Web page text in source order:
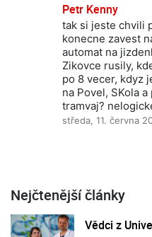
Petr Kenny
tak si jeste chvili
konecne zavest
automat na
Zikovce rusily,
po 8 vecer, kdyz
na Povel, SKola
tramvaj?
středa, 11. června
Nejčtenější články
Vědci z